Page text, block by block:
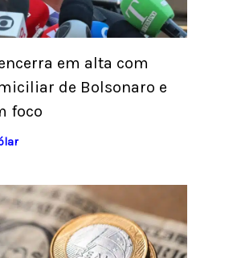
em alta com
de Bolsonaro e
foco